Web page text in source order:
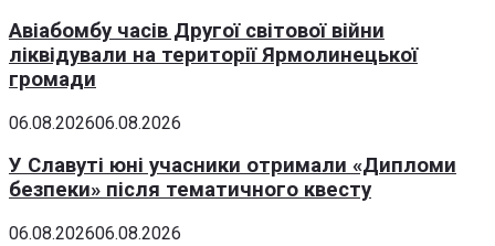
Авіабомбу часів Другої світової війни
ліквідували на території Ярмолинецької
громади
06.08.202606.08.2026
У Славуті юні учасники отримали «Дипломи
безпеки» після тематичного квесту
06.08.202606.08.2026